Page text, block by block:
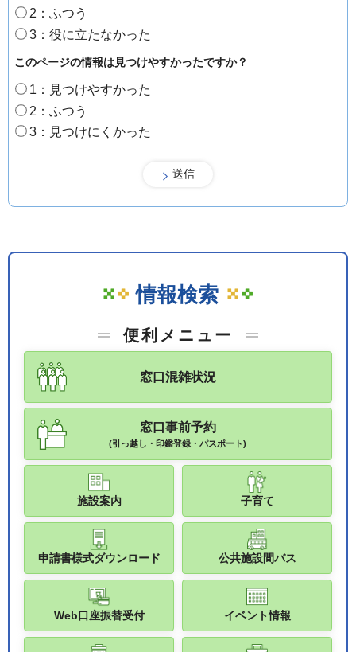
2：ふつう
3：役に立たなかった
このページの情報は見つけやすかったですか？
1：見つけやすかった
2：ふつう
3：見つけにくかった
情報検索
便利メニュー
窓口混雑状況
窓口事前予約
(引っ越し・印鑑登録・パスポート)
施設案内 子育て
申請書様式ダウンロード 公共施設間バス
Web口座振替受付 イベント情報